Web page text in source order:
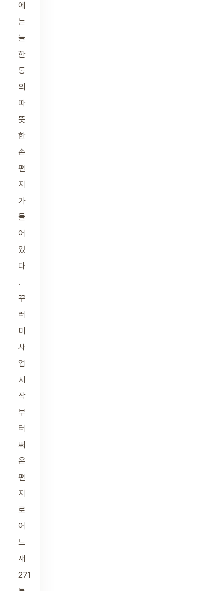
에
는
늘
한
통
의
따
뜻
한
손
편
지
가
들
어
있
다
.
꾸
러
미
사
업
시
작
부
터
써
온
편
지
로
어
느
새
271